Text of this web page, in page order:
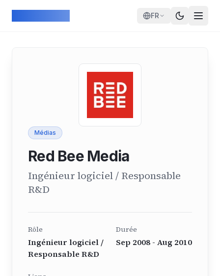
FR
Médias
Red Bee Media
Ingénieur logiciel / Responsable
R&D
Rôle
Ingénieur logiciel /
Responsable R&D
Durée
Sep 2008 - Aug 2010